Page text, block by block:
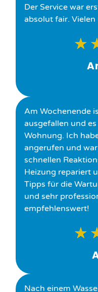
Der Service war
absolut fair.
★
Am Wochenende
ausgefallen und
Wohnung. Ich
angerufen und
schnellen
Heizung repariert
Tipps für die
und sehr
empfehlenswert!
★
Nach einem